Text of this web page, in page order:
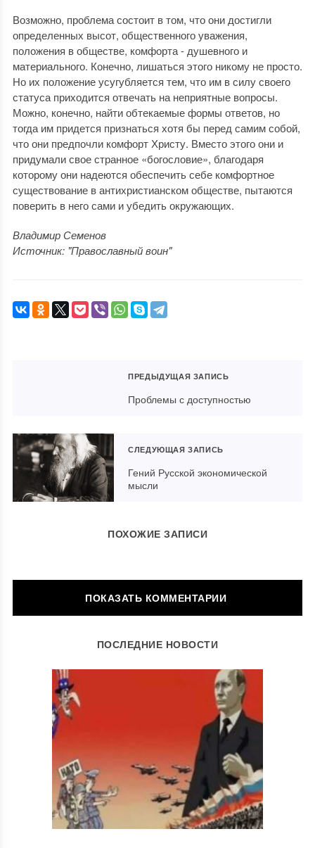
Возможно, проблема состоит в том, что они достигли
определенных высот, общественного уважения,
положения в обществе, комфорта - душевного и
материального. Конечно, лишаться этого никому не просто.
Но их положение усугубляется тем, что им в силу своего
статуса приходится отвечать на неприятные вопросы.
Можно, конечно, найти обтекаемые формы ответов, но
тогда им придется признаться хотя бы перед самим собой,
что они предпочли комфорт Христу. Вместо этого они и
придумали свое странное «богословие», благодаря
которому они надеются обеспечить себе комфортное
существование в антихристианском обществе, пытаются
поверить в него сами и убедить окружающих.
Владимир Семенов
Источник: "Православный воин"
ПРЕДЫДУЩАЯ ЗАПИСЬ
Проблемы с доступностью
СЛЕДУЮЩАЯ ЗАПИСЬ
Гений Русской экономической
мысли
ПОХОЖИЕ ЗАПИСИ
ОСТАВИТЬ КОММЕНТАРИЙ
Ваш адрес email не будет опубликован. Обязательные поля
Комментарий*
ПОСЛЕДНИЕ НОВОСТИ